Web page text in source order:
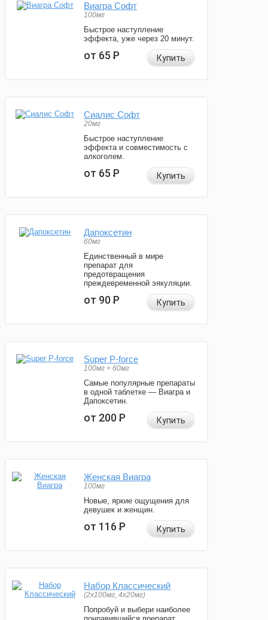
Виагра Софт
100мг
Быстрое наступление
эффекта, уже через 20 минут.
от 65Р Купить
Сиалис Софт
20мг
Быстрое наступление
эффекта и совместимость с
алкоголем.
от 65Р Купить
Дапоксетин
60мг
Единственный в мире
препарат для
предотвращения
преждевременной эякуляции.
от 90Р Купить
Super P-force
100мг + 60мг
Самые популярные препараты
в одной таблетке — Виагра и
Дапоксетин.
от 200Р Купить
Женская Виагра
100мг
Новые, яркие ощущения для
девушек и женщин.
от 116Р Купить
Набор Классический
(2x100мг, 4x20мг)
Попробуй и выбери наиболее